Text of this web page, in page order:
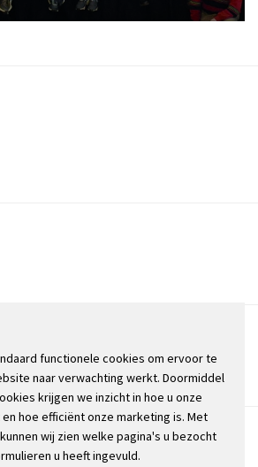
functionele cookies om ervoor te
naar verwachting werkt. Doormiddel
krijgen we inzicht in hoe u onze
hoe efficiënt onze marketing is. Met
wij zien welke pagina's u bezocht
u heeft ingevuld.